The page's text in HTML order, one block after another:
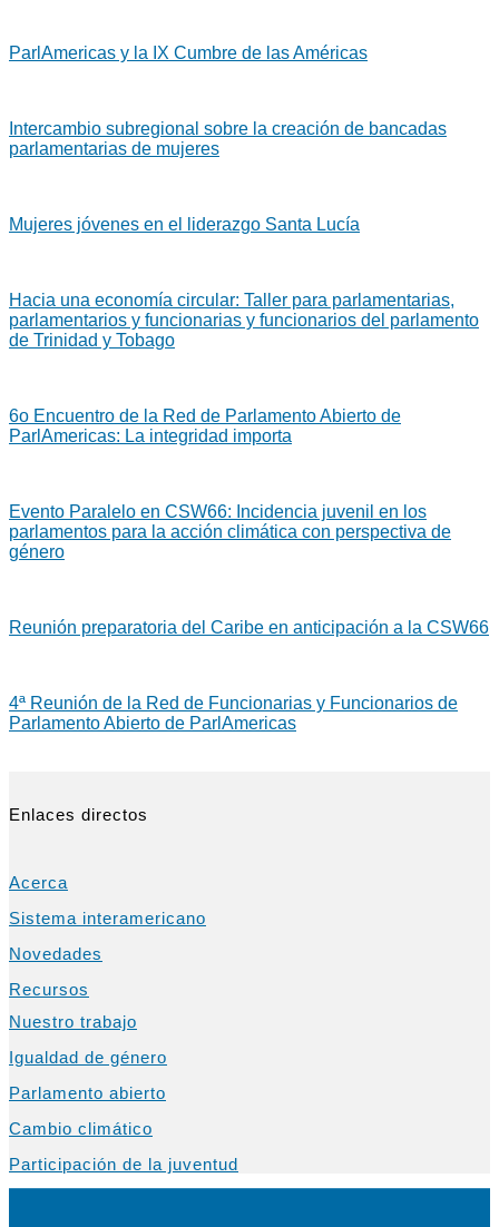
ParlAmericas y la IX Cumbre de las Américas
Intercambio subregional sobre la creación de bancadas
parlamentarias de mujeres
Mujeres jóvenes en el liderazgo Santa Lucía
Hacia una economía circular: Taller para parlamentarias,
parlamentarios y funcionarias y funcionarios del parlamento
de Trinidad y Tobago
6o Encuentro de la Red de Parlamento Abierto de
ParlAmericas: La integridad importa
Evento Paralelo en CSW66: Incidencia juvenil en los
parlamentos para la acción climática con perspectiva de
género
Reunión preparatoria del Caribe en anticipación a la CSW66
4ª Reunión de la Red de Funcionarias y Funcionarios de
Parlamento Abierto de ParlAmericas
Enlaces directos
Acerca
Sistema interamericano
Novedades
Recursos
Nuestro trabajo
Igualdad de género
Parlamento abierto
Cambio climático
Participación de la juventud